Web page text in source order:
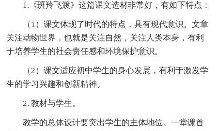
1.《斑羚飞渡》这篇课文选材非常好，有如下特点：
（1）课文体现了时代的特点，具有现代意识。文章
关注动物世界，也就是关注自然，关注人类本身，有利
于培养学生的社会责任感和环境保护意识。
（2）课文适应初中学生的身心发展，有利于激发学
生的学习兴趣和创新精神。
2. 教材与学生。
教学的总体设计要突出学生的主体地位。一堂课首